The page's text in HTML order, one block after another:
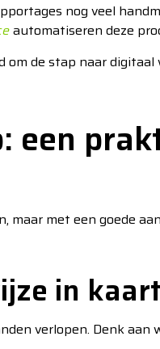
nog veel
automatiseren deze
om de stap naar
een
maar met een goede
in
verlopen. Denk